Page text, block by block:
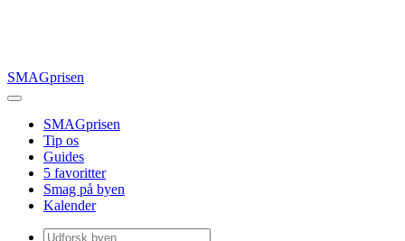
SMAGprisen
SMAGprisen
Tip os
Guides
5 favoritter
Smag på byen
Kalender